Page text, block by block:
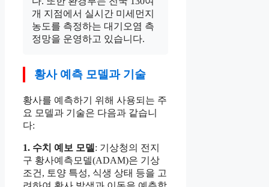
개 지점에서 실시간 미세먼지
농도를 측정하는 대기오염 측
정망을 운영하고 있습니다.
황사 예측 모델과 기술
황사를 예측하기 위해 사용되는 주
요 모델과 기술은 다음과 같습니
다:
1. 수치 예보 모델: 기상청의 전지
구 황사예측모델(ADAM)은 기상
조건, 토양 특성, 식생 상태 등을 고